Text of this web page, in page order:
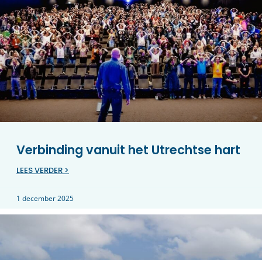
Verbinding vanuit het Utrechtse hart
LEES VERDER >
1 december 2025